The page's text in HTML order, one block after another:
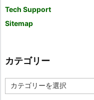
Tech Support
Sitemap
カテゴリー
テ